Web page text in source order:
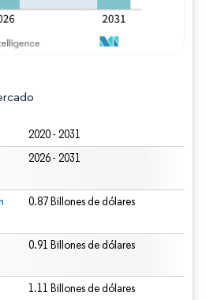
2020 - 2031
2026 - 2031
0.87 Billones de dólares
0.91 Billones de dólares
1.11 Billones de dólares